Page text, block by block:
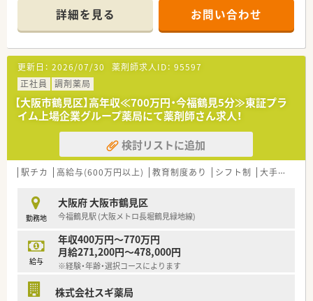
■研修制度は様々なプランがあり、集合研修だけでなく任意で受
講可能な研修も幅広く用意されています
■店舗で活躍する従業員、社外で活躍する従業員、将来経営幹部
となる従業員など、薬剤師として様々な活躍ができるフィールド
を用意されています
■総合薬剤師・調剤薬剤師（土日休み・19時までの勤務）どちらか
の働き方を選択できます
■調剤併設型だけでなく「医療モール・クリニック併設店舗」「敷
地内薬局」「訪問調剤特化型店舗」など様々な店舗を運営してい
ます
■在宅医療にも積極的取り組んでおり「訪問調剤特化型店舗」を
50店舗以上、無菌調剤室は業界最多の51店舗設置しています
■「プラチナくるみん認定企業」「健康経営優良法人2023（大規模
法人部門）認定」等を取得し一人ひとりが働きやすい環境が整備
■充実した研修制度、人事制度、評価制度、キャリア支援制度等
があるのも特徴です
詳細を見る お問い合わせ
更新日： 2026/07/30 薬剤師求人ID： 95597
正社員
調剤薬局
【大阪市鶴見区】高年収≪700万円・今福鶴見5分≫東証プラ
イム上場企業グループ薬局にて薬剤師さん求人！
検討リストに追加
駅チカ 高給与(600万円以上) 教育制度あり シフト制 大手チェーン
勤務地
大阪府 大阪市鶴見区
今福鶴見駅 (大阪メトロ長堀鶴見緑地線)
給与
年収400万円～770万円
月給271,200円～478,000円
※経験・年齢・選択コースによります
株式会社スギ薬局